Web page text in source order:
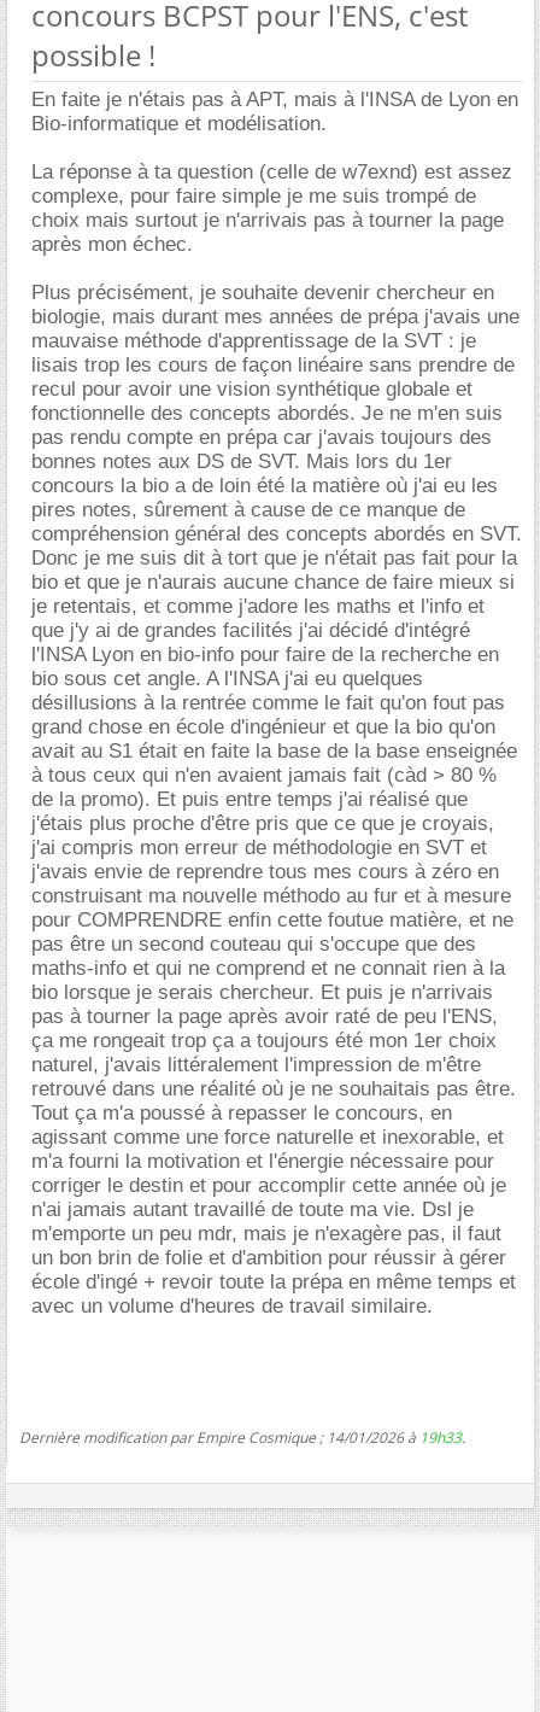
concours BCPST pour l'ENS, c'est
possible !
En faite je n'étais pas à APT, mais à l'INSA de Lyon en
Bio-informatique et modélisation.
La réponse à ta question (celle de w7exnd) est assez
complexe, pour faire simple je me suis trompé de
choix mais surtout je n'arrivais pas à tourner la page
après mon échec.
Plus précisément, je souhaite devenir chercheur en
biologie, mais durant mes années de prépa j'avais une
mauvaise méthode d'apprentissage de la SVT : je
lisais trop les cours de façon linéaire sans prendre de
recul pour avoir une vision synthétique globale et
fonctionnelle des concepts abordés. Je ne m'en suis
pas rendu compte en prépa car j'avais toujours des
bonnes notes aux DS de SVT. Mais lors du 1er
concours la bio a de loin été la matière où j'ai eu les
pires notes, sûrement à cause de ce manque de
compréhension général des concepts abordés en SVT.
Donc je me suis dit à tort que je n'était pas fait pour la
bio et que je n'aurais aucune chance de faire mieux si
je retentais, et comme j'adore les maths et l'info et
que j'y ai de grandes facilités j'ai décidé d'intégré
l'INSA Lyon en bio-info pour faire de la recherche en
bio sous cet angle. A l'INSA j'ai eu quelques
désillusions à la rentrée comme le fait qu'on fout pas
grand chose en école d'ingénieur et que la bio qu'on
avait au S1 était en faite la base de la base enseignée
à tous ceux qui n'en avaient jamais fait (càd > 80 %
de la promo). Et puis entre temps j'ai réalisé que
j'étais plus proche d'être pris que ce que je croyais,
j'ai compris mon erreur de méthodologie en SVT et
j'avais envie de reprendre tous mes cours à zéro en
construisant ma nouvelle méthodo au fur et à mesure
pour COMPRENDRE enfin cette foutue matière, et ne
pas être un second couteau qui s'occupe que des
maths-info et qui ne comprend et ne connait rien à la
bio lorsque je serais chercheur. Et puis je n'arrivais
pas à tourner la page après avoir raté de peu l'ENS,
ça me rongeait trop ça a toujours été mon 1er choix
naturel, j'avais littéralement l'impression de m'être
retrouvé dans une réalité où je ne souhaitais pas être.
Tout ça m'a poussé à repasser le concours, en
agissant comme une force naturelle et inexorable, et
m'a fourni la motivation et l'énergie nécessaire pour
corriger le destin et pour accomplir cette année où je
n'ai jamais autant travaillé de toute ma vie. Dsl je
m'emporte un peu mdr, mais je n'exagère pas, il faut
un bon brin de folie et d'ambition pour réussir à gérer
école d'ingé + revoir toute la prépa en même temps et
avec un volume d'heures de travail similaire.
Dernière modification par Empire Cosmique ; 14/01/2026 à 19h33.